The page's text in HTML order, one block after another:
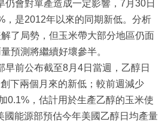
仍會對單產造成一定影響，7月30日
，是2012年以來的同期新低。分析
了局勢，但玉米帶大部分地區仍面
預測將繼續好壞參半。
早前公布截至8月4日當週，乙醇日
下兩個月來的新低；較前週減少
0.1%，估計用於生產乙醇的玉米使
國能源部預估今年美國乙醇日均產量